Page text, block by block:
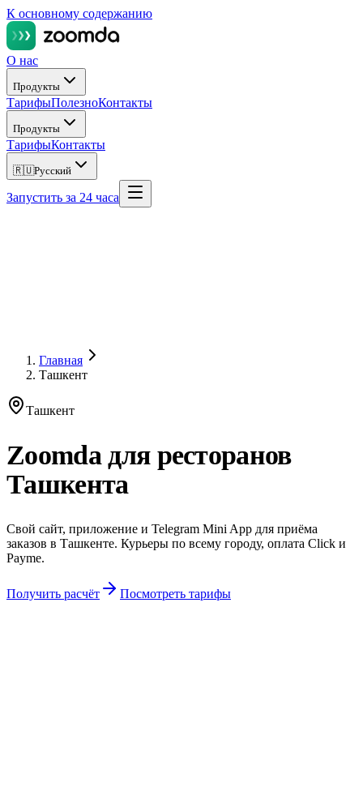
К основному содержанию
О нас
Продукты
ТарифыПолезноКонтакты
Продукты
ТарифыКонтакты
🇷🇺Русский
Запустить за 24 часа
Главная
Ташкент
Ташкент
Zoomda для ресторанов
Ташкента
Свой сайт, приложение и Telegram Mini App для приёма
заказов в Ташкенте. Курьеры по всему городу, оплата Click и
Payme.
Получить расчёт Посмотреть тарифы